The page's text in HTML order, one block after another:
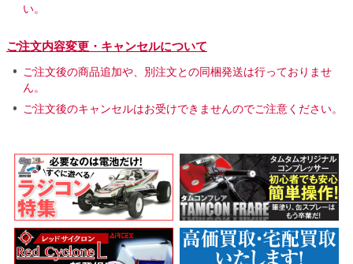
い。
ご注文内容変更・キャンセルについて
ご注文後の商品追加や、別注文との同梱発送は行っておりませ
ん。
ご注文後のキャンセルはお受けできませんのでご注意ください。